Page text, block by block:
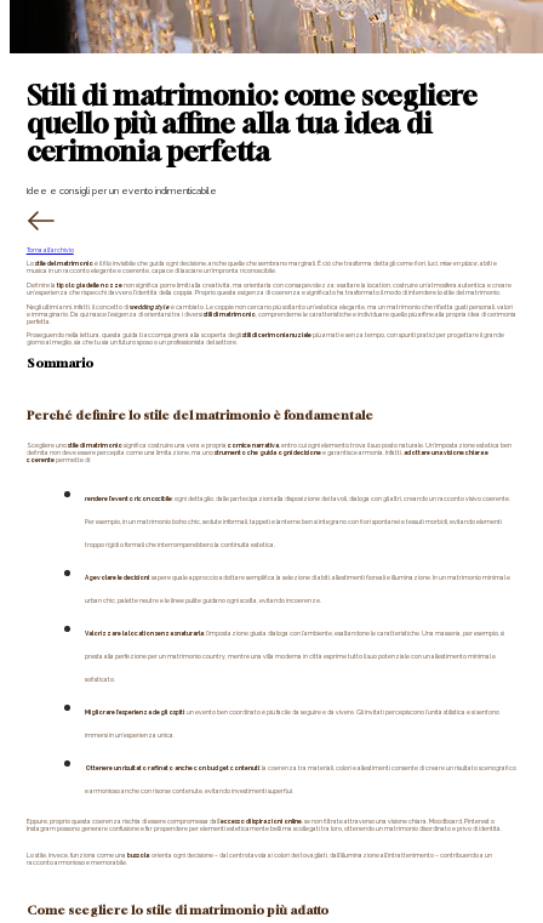
Stili di matrimonio: come scegliere
quello più affine alla tua idea di
cerimonia perfetta
Idee e consigli per un evento indimenticabile
Torna all’archivio
Lo stile del matrimonio è il filo invisibile che guida ogni decisione, anche quelle che sembrano marginali. È ciò che trasforma dettagli come fiori, luci, mise en place, abiti e
musica in un racconto elegante e coerente, capace di lasciare un’impronta riconoscibile.
Definire la tipologia delle nozze non significa porre limiti alla creatività, ma orientarla con consapevolezza: esaltare la location, costruire un’atmosfera autentica e creare
un’esperienza che rispecchi davvero l’identità della coppia. Proprio questa esigenza di coerenza e significato ha trasformato il modo di intendere lo stile del matrimonio.
Negli ultimi anni, infatti, il concetto di wedding style è cambiato. Le coppie non cercano più soltanto un’estetica elegante, ma un matrimonio che rifletta gusti personali, valori
e immaginario. Da qui nasce l’esigenza di orientarsi tra i diversi stili di matrimonio, comprenderne le caratteristiche e individuare quello più affine alla propria idea di cerimonia
perfetta.
Proseguendo nella lettura, questa guida ti accompagnerà alla scoperta degli stili di cerimonia nuziale più amati e senza tempo, con spunti pratici per progettare il grande
giorno al meglio, sia che tu sia un futuro sposo o un professionista del settore.
Sommario
Perché definire lo stile del matrimonio è fondamentale
Scegliere uno stile di matrimonio significa costruire una vera e propria cornice narrativa, entro cui ogni elemento trova il suo posto naturale. Un’impostazione estetica ben
definita non deve essere percepita come una limitazione, ma uno strumento che guida ogni decisione e garantisce armonia. Infatti, adottare una visione chiara e
coerente permette di:
rendere l’evento riconoscibile: ogni dettaglio, dalle partecipazioni alla disposizione dei tavoli, dialoga con gli altri, creando un racconto visivo coerente.
Per esempio, in un matrimonio boho chic, sedute informali, tappeti e lanterne ben si integrano con fiori spontanei e tessuti morbidi, evitando elementi
troppo rigidi o formali che interromperebbero la continuità estetica.
Agevolare le decisioni: sapere quale approccio adottare semplifica la selezione di abiti, allestimenti floreali e illuminazione. In un matrimonio minimal e
urban chic, palette neutre e le linee pulite guidano ogni scelta, evitando incoerenze.
Valorizzare la location senza snaturarla: l’impostazione giusta dialoga con l’ambiente, esaltandone le caratteristiche. Una masseria, per esempio, si
presta alla perfezione per un matrimonio country, mentre una villa moderna in città esprime tutto il suo potenziale con un allestimento minimal e
sofisticato.
Migliorare l’esperienza degli ospiti: un evento ben coordinato è più facile da seguire e da vivere. Gli invitati percepiscono l’unità stilistica e si sentono
immersi in un’esperienza unica.
Ottenere un risultato raffinato anche con budget contenuti: la coerenza tra materiali, colori e allestimenti consente di creare un risultato scenografico
e armonioso anche con risorse contenute, evitando investimenti superflui.
Eppure, proprio questa coerenza rischia di essere compromessa dall’eccesso di ispirazioni online, se non filtrate attraverso una visione chiara. Moodboard, Pinterest o
Instagram possono generare confusione e far propendere per elementi esteticamente belli ma scollegati tra loro, ottenendo un matrimonio disordinato e privo di identità.
Lo stile, invece, funziona come una bussola: orienta ogni decisione – dal centrotavola ai colori dei tovagliati, dall’illuminazione all’intrattenimento – contribuendo a un
racconto armonioso e memorabile.
Come scegliere lo stile di matrimonio più adatto